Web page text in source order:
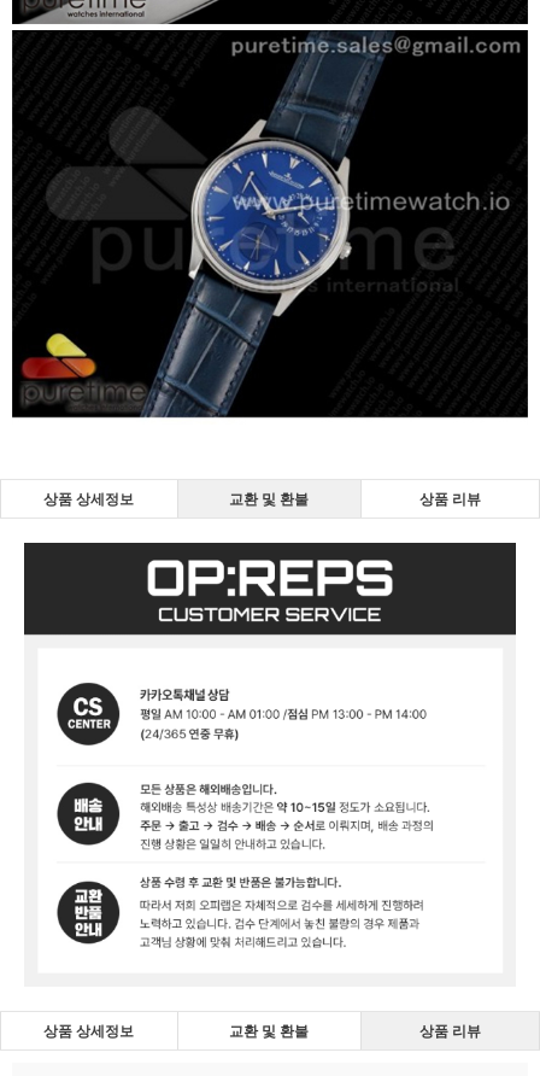
상품 상세정보 교환 및 환불 상품 리뷰
상품 상세정보 교환 및 환불 상품 리뷰